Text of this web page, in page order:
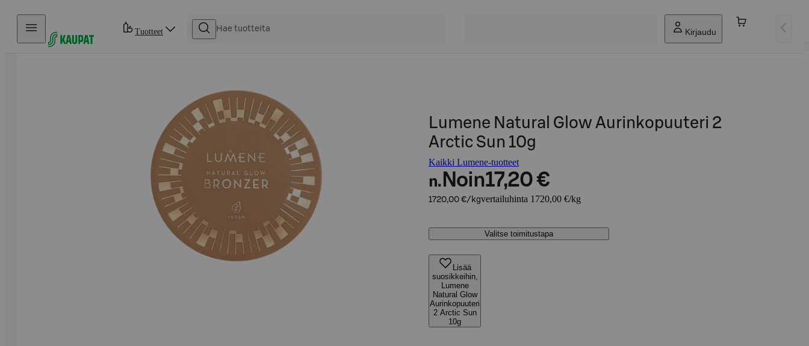
Hyppää sisältöön
Tuotteet Kirjaudu
Lumene Natural Glow Aurinkopuuteri 2
Arctic Sun 10g
Kaikki Lumene-tuotteet
n. Noin17,20 €
1720,00 €/kgvertailuhinta 1720,00 €/kg
Valitse toimitustapa
Lisää
suosikkeihin,
Lumene
Natural Glow
Aurinkopuuteri
2 Arctic Sun
10g